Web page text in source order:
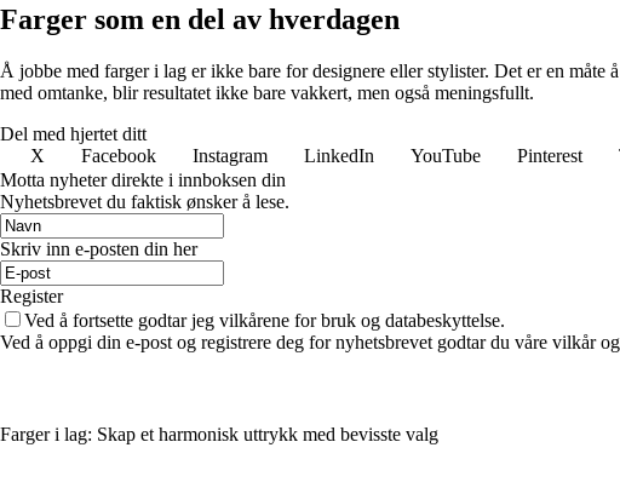
Farger som en del av hverdagen
Å jobbe med farger i lag er ikke bare for designere eller stylister. Det er en
med omtanke, blir resultatet ikke bare vakkert, men også meningsfullt.
Del med hjertet ditt
X
Facebook Instagram LinkedIn YouTube Pinterest
Motta nyheter direkte i innboksen din
Nyhetsbrevet du faktisk ønsker å lese.
Skriv inn e-posten din her
Register
Ved å fortsette godtar jeg vilkårene for bruk og databeskyttelse.
Ved å oppgi din e-post og registrere deg for nyhetsbrevet godtar du våre vilkår
Farger i lag: Skap et harmonisk uttrykk med bevisste valg